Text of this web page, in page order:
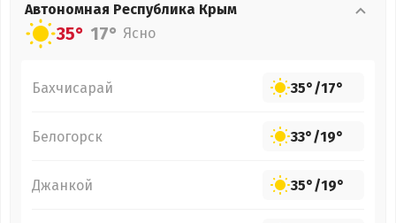
Автономная Республика Крым
35° 17° Ясно
Бахчисарай 35°/17°
Белогорск 33°/19°
Джанкой 35°/19°